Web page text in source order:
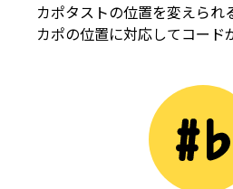
カポタストの位置を変えられ
カポの位置に対応してコード